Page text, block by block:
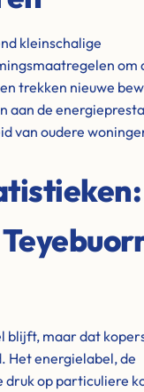
kleinschalige
om
trekken nieuwe
aan de
van oudere
blijft, maar dat
Het energielabel, de
druk op particuliere